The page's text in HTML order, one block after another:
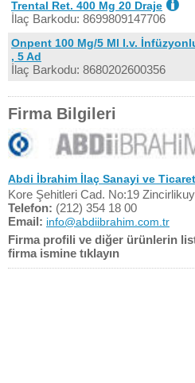
Trental Ret. 400 Mg 20 Draje
İlaç Barkodu: 8699809147706
Onpent 100 Mg/5 Ml I.v.
, 5 Ad
İlaç Barkodu: 8680202600356
Firma Bilgileri
Abdi İbrahim İlaç Sanayi ve
Kore Şehitleri Cad. No:19
Telefon: (212) 354 18 00
Email: info@abdiibrahim.com.tr
Firma profili ve diğer ürünlerin
firma ismine tıklayın